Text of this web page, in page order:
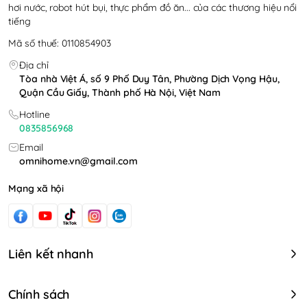
Tên sản phẩm: Xoài Sấy Dẻo Nust Organic
Phân loại: Trái cây sấy khô / Xoài sấy dẻo
Bảo quản: Nơi khô ráo, thoáng mát, tránh ánh
nắng trực tiếp
Hạn sử dụng: Xem trên bao bì
👉 Omni Food – Chọn lọc thực phẩm ngon & an
tâm cho gia đình
#traicaysay #anvatlanhmanh #snackhealthy
hơi nước, robot hút bụi, thực phẩm đồ ăn... của các thương hiệu nổi
tiếng
Mã số thuế: 0110854903
Địa chỉ
Tòa nhà Việt Á, số 9 Phố Duy Tân, Phường Dịch Vọng Hậu,
Quận Cầu Giấy, Thành phố Hà Nội, Việt Nam
Hotline
0835856968
Email
omnihome.vn@gmail.com
Mạng xã hội
Liên kết nhanh
Chính sách